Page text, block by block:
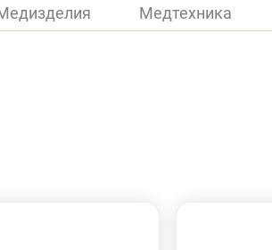
Войти
Медтехника